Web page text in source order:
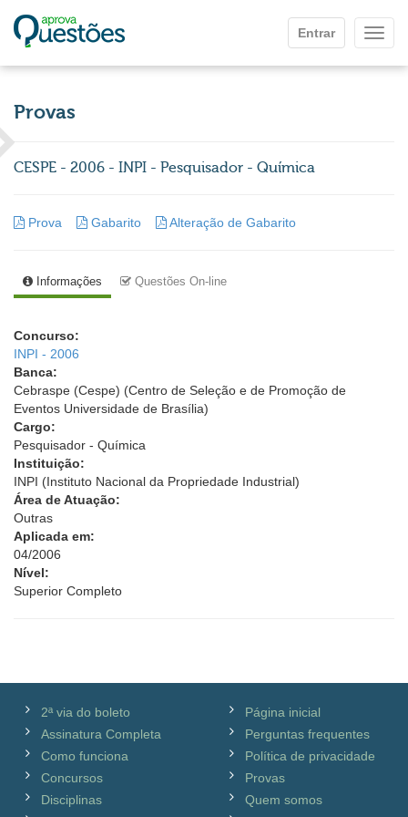
Entrar
Provas
CESPE - 2006 - INPI - Pesquisador - Química
Prova Gabarito Alteração de Gabarito
Informações Questões On-line
Concurso:
INPI - 2006
Banca:
Cebraspe (Cespe) (Centro de Seleção e de Promoção de
Eventos Universidade de Brasília)
Cargo:
Pesquisador - Química
Instituição:
INPI (Instituto Nacional da Propriedade Industrial)
Área de Atuação:
Outras
Aplicada em:
04/2006
Nível:
Superior Completo
2ª via do boleto
Assinatura Completa
Como funciona
Concursos
Disciplinas
Página inicial
Perguntas frequentes
Política de privacidade
Provas
Quem somos